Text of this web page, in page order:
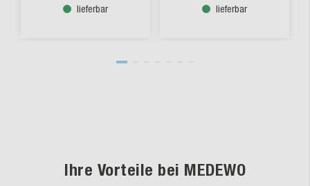
lieferbar lieferbar
Ihre Vorteile bei MEDEWO